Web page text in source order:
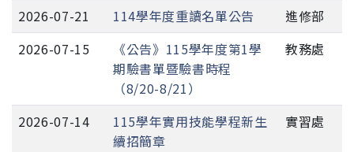
2026-07-21 114學年度重讀名單公告
進修部
2026-07-15
《公告》115學年度第1學
期驗書單暨驗書時程
（8/20-8/21）
教務處
2026-07-14
115學年實用技能學程新生
續招簡章
實習處